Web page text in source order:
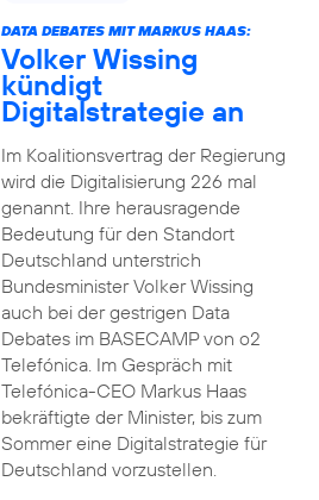
DATA DEBATES MIT MARKUS HAAS:
Volker Wissing
kündigt
Digitalstrategie an
Im Koalitionsvertrag der Regierung
wird die Digitalisierung 226 mal
genannt. Ihre herausragende
Bedeutung für den Standort
Deutschland unterstrich
Bundesminister Volker Wissing
auch bei der gestrigen Data
Debates im BASECAMP von o2
Telefónica. Im Gespräch mit
Telefónica-CEO Markus Haas
bekräftigte der Minister, bis zum
Sommer eine Digitalstrategie für
Deutschland vorzustellen.